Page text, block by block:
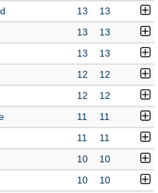
13 13
13 13
13 13
12 12
12 12
11 11
11 11
10 10
10 10